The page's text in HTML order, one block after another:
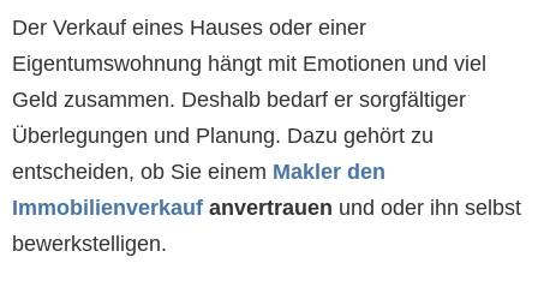
Der Verkauf eines Hauses oder einer
Eigentumswohnung hängt mit Emotionen und viel
Geld zusammen. Deshalb bedarf er sorgfältiger
Überlegungen und Planung. Dazu gehört zu
entscheiden, ob Sie einem Makler den
Immobilienverkauf anvertrauen und oder ihn selbst
bewerkstelligen.